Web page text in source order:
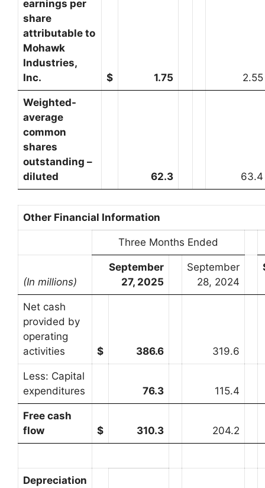
earnings per
share
attributable to
Mohawk
Industries,
Inc.
$ 1.75 2.55
Weighted-
average
common
shares
outstanding –
diluted
62.3 63.4
Other Financial Information
Three Months Ended
(In millions)
September
27, 2025
September
28, 2024
Net cash
provided by
operating
activities
$ 386.6 319.6
Less: Capital
expenditures
76.3 115.4
Free cash
flow
$ 310.3 204.2
Depreciation